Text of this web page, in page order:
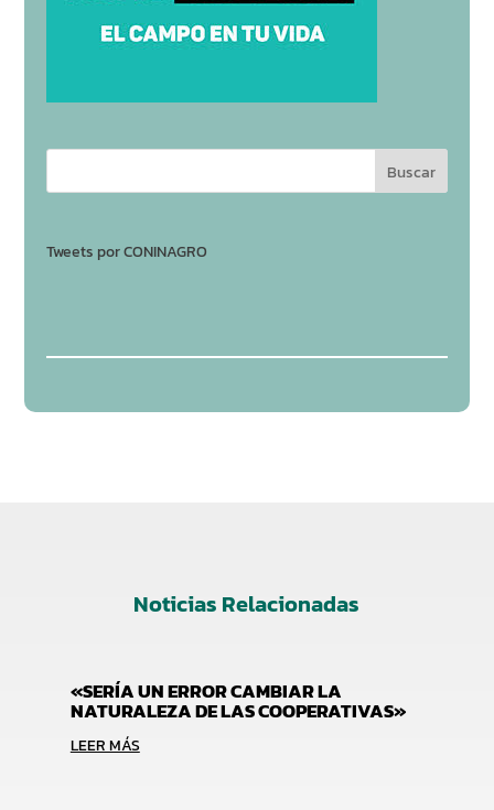
Tweets por CONINAGRO
Noticias Relacionadas
«SERÍA UN ERROR CAMBIAR LA
NATURALEZA DE LAS COOPERATIVAS»
LEER MÁS